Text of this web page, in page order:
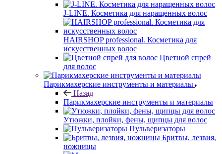
J-LINE. Косметика для наращенных волос
HAIRSHOP professional. Косметика для
искусственных волос
Цветной спрей
для волос
Парикмахерские инструменты и материалы
Назад
Парикмахерские инструменты и материалы
Утюжки, плойки, фены, щипцы для волос
Пульверизаторы
Бритвы, лезвия,
ножницы